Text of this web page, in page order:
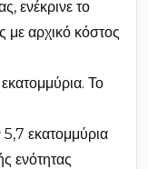
ενέκρινε το
με αρχικό κόστος
Το
εκατομμύρια
ενότητας